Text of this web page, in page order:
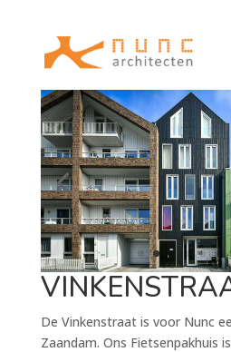
De Vinkenstraat is voor Nunc
Zaandam. Ons Fietsenpakhuis